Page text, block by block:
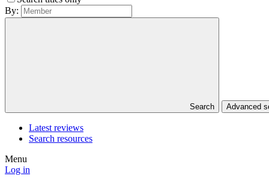
By:
Search Advanced
Latest reviews
Search resources
Menu
Log in